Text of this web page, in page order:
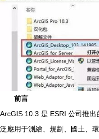
前言
ArcGIS 10.3 是 ESRI 公司推
泛應用于測繪、規劃、國土、